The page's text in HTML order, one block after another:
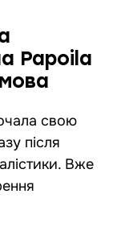
Papoila
свою
після
Вже